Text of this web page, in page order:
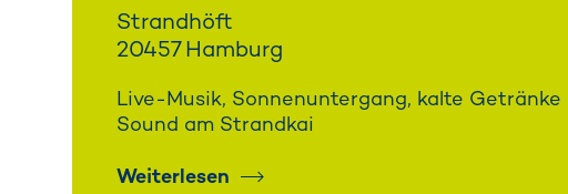
Strandhöft
20457 Hamburg
Live-Musik, Sonnenuntergang, kalte
Sound am Strandkai
Weiterlesen